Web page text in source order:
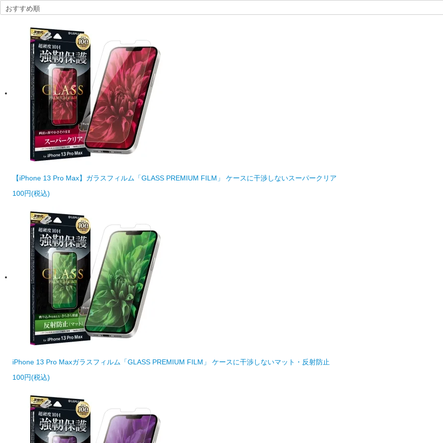
【iPhone 13 Pro Max】ガラスフィルム「GLASS PREMIUM FILM」 ケースに干渉しないスーパークリア
100円(税込)
iPhone 13 Pro Maxガラスフィルム「GLASS PREMIUM FILM」 ケースに干渉しないマット・反射防止
100円(税込)